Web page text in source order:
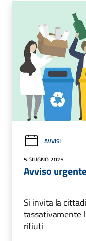
AVVISI
5 GIUGNO 2025
Avviso urgente
Si invita la
tassativamente
rifiuti